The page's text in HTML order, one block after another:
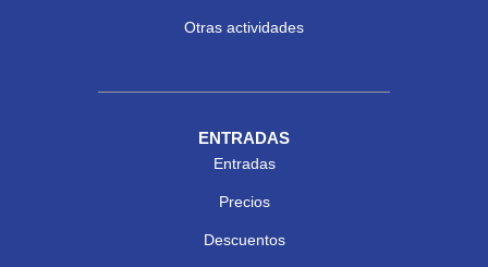
Otras actividades
ENTRADAS
Entradas
Precios
Descuentos